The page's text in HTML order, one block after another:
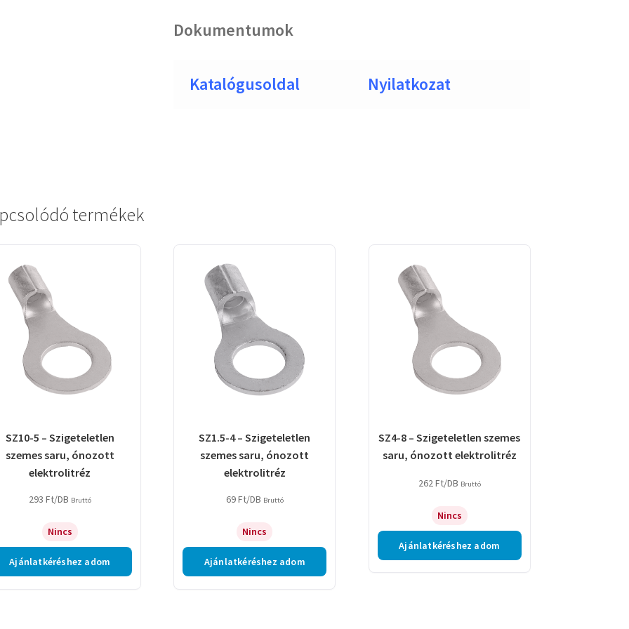
Dokumentumok
Katalógusoldal Nyilatkozat
termékek
SZ10-5 – Szigeteletlen
szemes saru, ónozott
elektrolitréz
293 Ft/DB Bruttó
Nincs
Ajánlatkéréshez adom
SZ1.5-4 – Szigeteletlen
szemes saru, ónozott
elektrolitréz
69Ft/DB Bruttó
Nincs
Ajánlatkéréshez adom
SZ4-8 – Szigeteletlen szemes
saru, ónozott elektrolitréz
262Ft/DB Bruttó
Nincs
Ajánlatkéréshez adom